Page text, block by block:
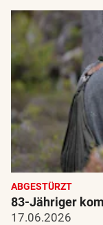
ABGESTÜRZT
83-Jähriger
17.06.2026